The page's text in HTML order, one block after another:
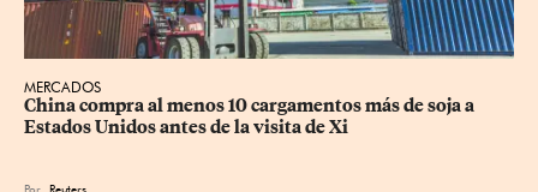
MERCADOS
China compra al menos 10 cargamentos más de soja a
Estados Unidos antes de la visita de Xi
Por Reuters